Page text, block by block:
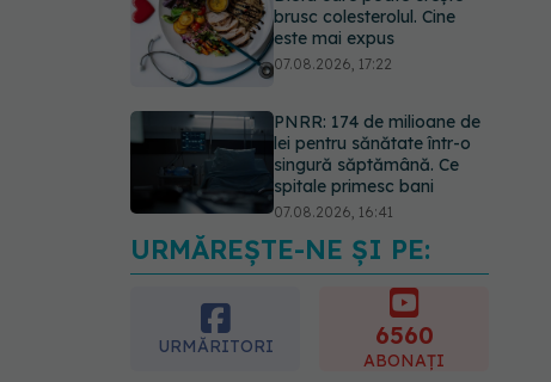
brusc colesterolul. Cine
este mai expus
07.08.2026, 17:22
PNRR: 174 de milioane de
lei pentru sănătate într-o
singură săptămână. Ce
spitale primesc bani
07.08.2026, 16:41
Ce spune culoarea ta
preferată despre vârsta
pe care o ai. Care este
"codul cromatic" al
URMĂREȘTE-NE ȘI PE:
URMĂRITORI 6560
ABONAȚI